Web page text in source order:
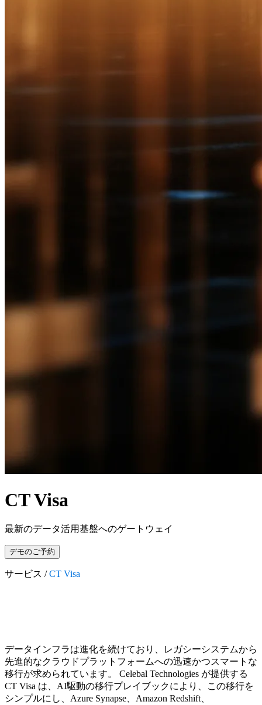
CT Visa
最新のデータ活用基盤へのゲートウェイ
デモのご予約
サービス / CT Visa
データインフラは進化を続けており、レガシーシステムから
先進的なクラウドプラットフォームへの迅速かつスマートな
移行が求められています。 Celebal Technologies が提供する
CT Visa は、AI駆動の移行プレイブックにより、この移行を
シンプルにし、Azure Synapse、Amazon Redshift、